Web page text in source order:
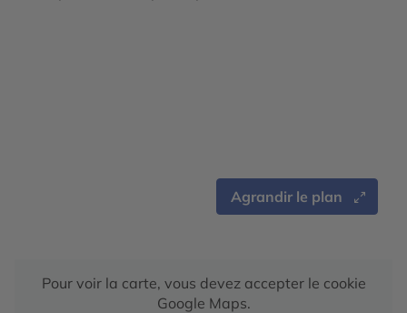
Agrandir le plan
Pour voir la carte, vous devez accepter le cookie
Google Maps.